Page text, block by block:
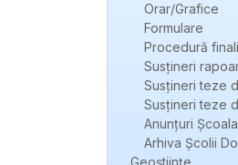
Orar/Grafice
Formulare
Procedură
Susțineri
Susțineri teze
Susțineri teze
Anunțuri
Arhiva Școlii
Geoștiințe